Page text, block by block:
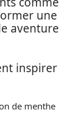
une
aventure
inspirer
de menthe